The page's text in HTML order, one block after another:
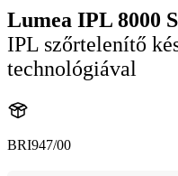
Lumea IPL 8000
IPL szőrtelenítő
technológiával
BRI947/00